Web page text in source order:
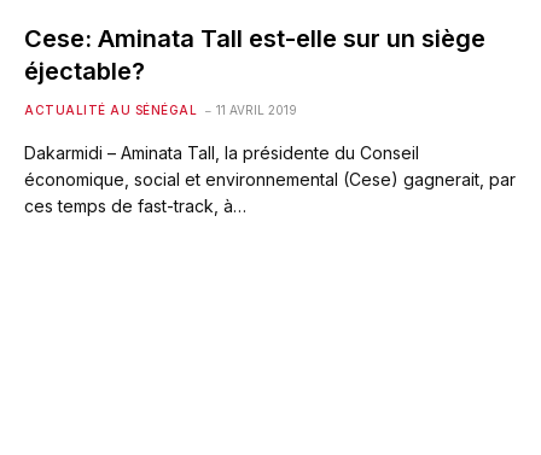
Cese: Aminata Tall est-elle sur un siège
éjectable?
ACTUALITÉ AU SÉNÉGAL 11 AVRIL 2019
Dakarmidi – Aminata Tall, la présidente du Conseil
économique, social et environnemental (Cese) gagnerait, par
ces temps de fast-track, à…